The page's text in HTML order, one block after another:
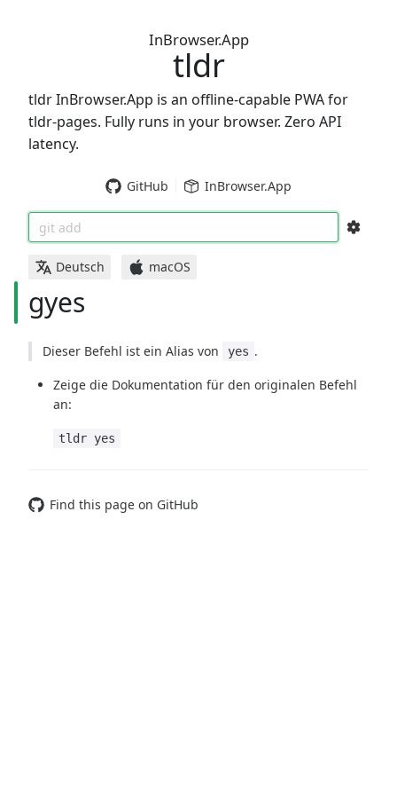
InBrowser.App
tldr
tldr InBrowser.App is an offline-capable PWA for
tldr-pages. Fully runs in your browser. Zero API
latency.
GitHub InBrowser.App
git add
Deutsch macOS
gyes
Dieser Befehl ist ein Alias von yes .
Zeige die Dokumentation für den originalen Befehl
an:
tldr yes
Find this page on GitHub